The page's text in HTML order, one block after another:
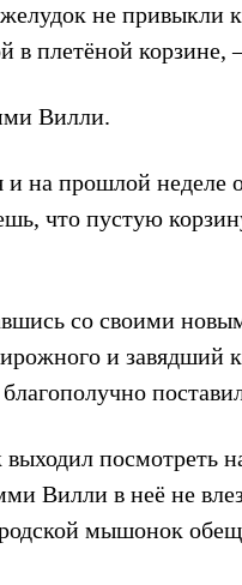
не
в плетёной
Вилли.
на прошлой неделе
что пустую
со своими
и завядший
посмотреть
Вилли в неё не
мышонок